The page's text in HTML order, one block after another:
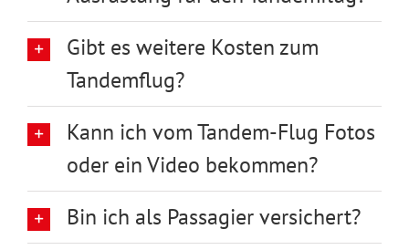
Gibt es weitere Kosten zum
Tandemflug?
Kann ich vom Tandem-Flug Fotos
oder ein Video bekommen?
Bin ich als Passagier versichert?